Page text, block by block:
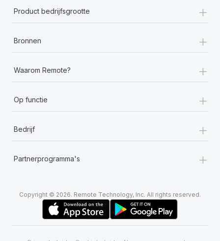
Product bedrijfsgrootte +
Bronnen +
Waarom Remote? +
Op functie +
Bedrijf +
Partnerprogramma's +
Copyright © 2026. Remote Technology, Inc. All rights reserved.